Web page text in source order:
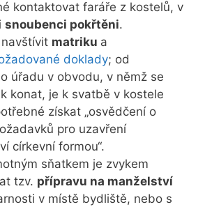
kontaktovat faráře z kostelů, v
snoubenci pokřtěni.
matriku a
doklady; od
úřadu v obvodu, v němž se
konat, je k svatbě v kostele
získat „osvědčení o
pro uzavření
církevní formou“.
sňatkem je zvykem
tzv. přípravu na manželství
v místě bydliště, nebo s